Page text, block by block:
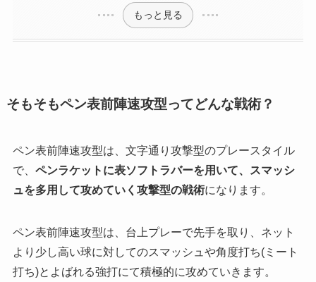
もっと見る
そもそもペン表前陣速攻型ってどんな戦術？
ペン表前陣速攻型は、文字通り攻撃型のプレースタイル
で、 ペンラケットに表ソフトラバーを用いて、スマッシ
ュを多用して攻めていく攻撃型の戦術になります。
ペン表前陣速攻型は、台上プレーで先手を取り、ネット
より少し高い球に対してのスマッシュや角度打ち(ミート
打ち)とよばれる強打にて積極的に攻めていきます。